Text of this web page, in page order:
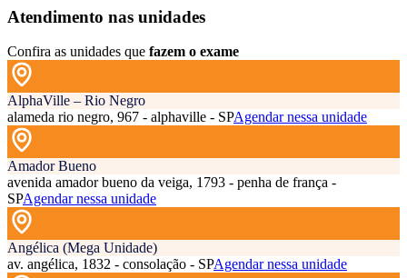
Atendimento nas unidades
Confira as unidades que fazem o exame
AlphaVille – Rio Negro
alameda rio negro, 967 - alphaville - SPAgendar nessa unidade
Amador Bueno
avenida amador bueno da veiga, 1793 - penha de frança -
SPAgendar nessa unidade
Angélica (Mega Unidade)
av. angélica, 1832 - consolação - SPAgendar nessa unidade